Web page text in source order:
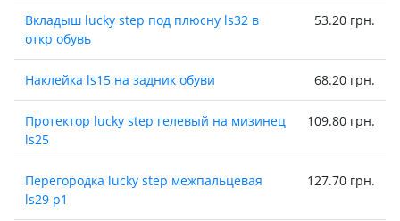
Вкладыш lucky step под плюсну ls32 в
откр обувь
53.20 грн.
Наклейка ls15 на задник обуви 68.20 грн.
Протектор lucky step гелевый на мизинец
ls25
109.80 грн.
Перегородка lucky step межпальцевая
ls29 p1
127.70 грн.